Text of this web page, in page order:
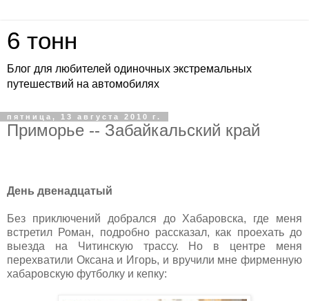
6 тонн
Блог для любителей одиночных экстремальных
путешествий на автомобилях
пятница, 13 августа 2010 г.
Приморье -- Забайкальский край
День двенадцатый
Без приключений добрался до Хабаровска, где меня
встретил Роман, подробно рассказал, как проехать до
выезда на Читинскую трассу. Но в центре меня
перехватили Оксана и Игорь, и вручили мне фирменную
хабаровскую футболку и кепку: